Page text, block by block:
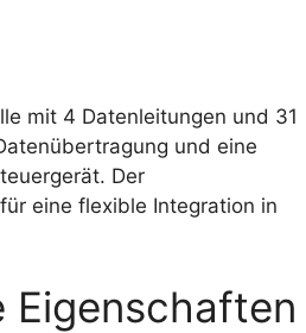
mit 4 Datenleitungen und 31
und eine
Der
eine flexible Integration in
Eigenschaften